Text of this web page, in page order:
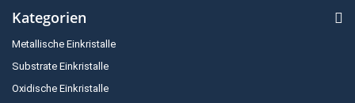
Kategorien
Metallische Einkristalle
Substrate Einkristalle
Oxidische Einkristalle